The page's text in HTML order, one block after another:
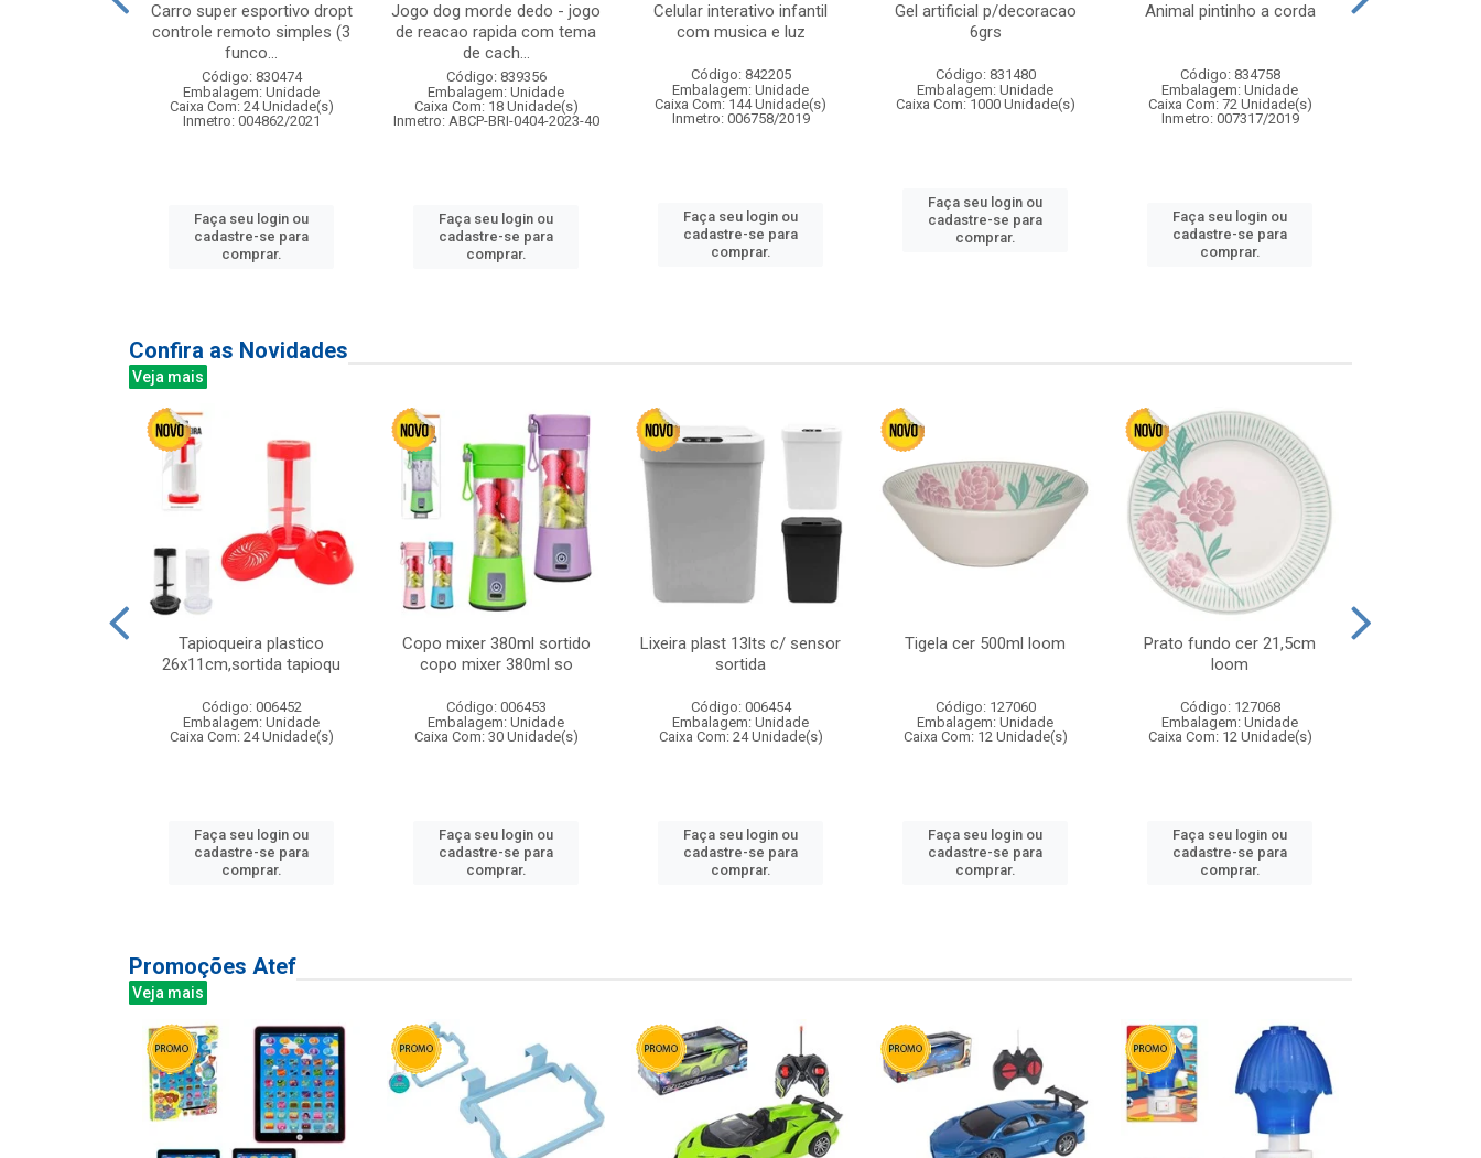
Carro super esportivo dropt
controle remoto simples (3
funco...
Código: 830474
Embalagem: Unidade
Caixa Com: 24 Unidade(s)
Inmetro: 004862/2021
Faça seu login ou
cadastre-se para
comprar.
Jogo dog morde dedo - jogo
de reacao rapida com tema
de cach...
Código: 839356
Embalagem: Unidade
Caixa Com: 18 Unidade(s)
Inmetro: ABCP-BRI-0404-2023-40
Faça seu login ou
cadastre-se para
comprar.
Celular interativo infantil
com musica e luz
Código: 842205
Embalagem: Unidade
Caixa Com: 144 Unidade(s)
Inmetro: 006758/2019
Faça seu login ou
cadastre-se para
comprar.
Gel artificial p/decoracao
6grs
Código: 831480
Embalagem: Unidade
Caixa Com: 1000 Unidade(s)
Faça seu login ou
cadastre-se para
comprar.
Animal pintinho a corda
Código: 834758
Embalagem: Unidade
Caixa Com: 72 Unidade(s)
Inmetro: 007317/2019
Faça seu login ou
cadastre-se para
comprar.
Confira as Novidades
Veja mais
Tapioqueira plastico
26x11cm,sortida tapioqu
Código: 006452
Embalagem: Unidade
Caixa Com: 24 Unidade(s)
Faça seu login ou
cadastre-se para
comprar.
Copo mixer 380ml sortido
copo mixer 380ml so
Código: 006453
Embalagem: Unidade
Caixa Com: 30 Unidade(s)
Faça seu login ou
cadastre-se para
comprar.
Lixeira plast 13lts c/ sensor
sortida
Código: 006454
Embalagem: Unidade
Caixa Com: 24 Unidade(s)
Faça seu login ou
cadastre-se para
comprar.
Tigela cer 500ml loom
Código: 127060
Embalagem: Unidade
Caixa Com: 12 Unidade(s)
Faça seu login ou
cadastre-se para
comprar.
Prato fundo cer 21,5cm
loom
Código: 127068
Embalagem: Unidade
Caixa Com: 12 Unidade(s)
Faça seu login ou
cadastre-se para
comprar.
Promoções Atef
Veja mais